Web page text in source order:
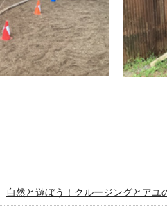
自然と遊ぼう！クルージングとアユ